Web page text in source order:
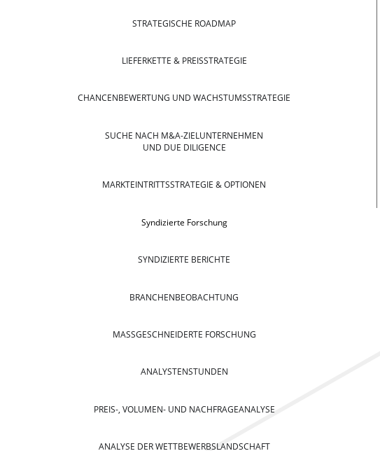
STRATEGISCHE ROADMAP
LIEFERKETTE & PREISSTRATEGIE
CHANCENBEWERTUNG UND WACHSTUMSSTRATEGIE
SUCHE NACH M&A-ZIELUNTERNEHMEN
UND DUE DILIGENCE
MARKTEINTRITTSSTRATEGIE & OPTIONEN
Syndizierte Forschung
SYNDIZIERTE BERICHTE
BRANCHENBEOBACHTUNG
MASSGESCHNEIDERTE FORSCHUNG
ANALYSTENSTUNDEN
PREIS-, VOLUMEN- UND NACHFRAGEANALYSE
ANALYSE DER WETTBEWERBSLANDSCHAFT